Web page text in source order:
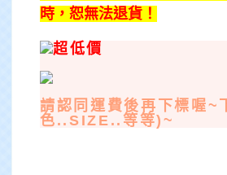
時，恕無法退貨！
超低價
請認同運費後再下標喔~
色..SIZE..等等)~